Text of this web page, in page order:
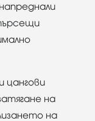
цангови
на
на